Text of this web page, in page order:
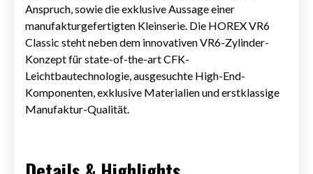
Anspruch, sowie die exklusive Aussage einer
manufakturgefertigten Kleinserie. Die HOREX VR6
Classic steht neben dem innovativen VR6-Zylinder-
Konzept für state-of-the-art CFK-
Leichtbautechnologie, ausgesuchte High-End-
Komponenten, exklusive Materialien und erstklassige
Manufaktur-Qualität.